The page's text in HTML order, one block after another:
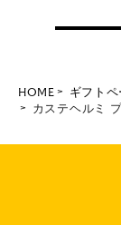
HOME ギフトペ
カステヘルミ